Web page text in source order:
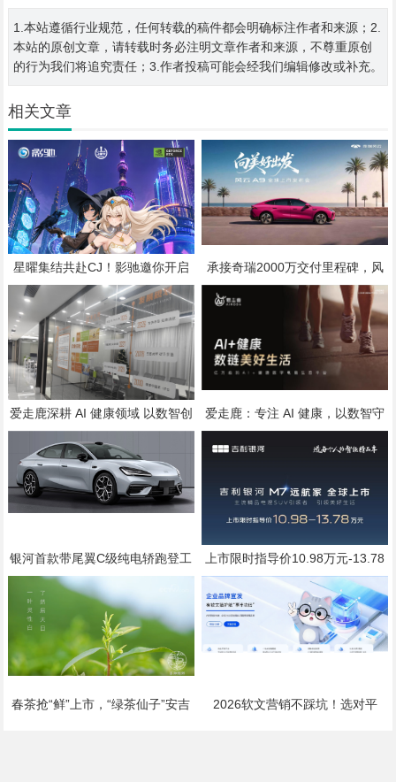
1.本站遵循行业规范，任何转载的稿件都会明确标注作者和来源；2.
本站的原创文章，请转载时务必注明文章作者和来源，不尊重原创
的行为我们将追究责任；3.作者投稿可能会经我们编辑修改或补充。
相关文章
星曜集结共赴CJ！影驰邀你开启
次元与科技的双重冒险
承接奇瑞2000万交付里程碑，风
云A9将于7月25日全球上市
爱走鹿深耕 AI 健康领域 以数智创
新，赋能全民健康
爱走鹿：专注 AI 健康，以数智守
护全民日常健康生活
银河首款带尾翼C级纯电轿跑登工
信部公告，代号银河“TT”，配置标
准直指20万级
上市限时指导价10.98万元-13.78
万元
春茶抢“鲜”上市，“绿茶仙子”安吉
2026软文营销不踩坑！选对平